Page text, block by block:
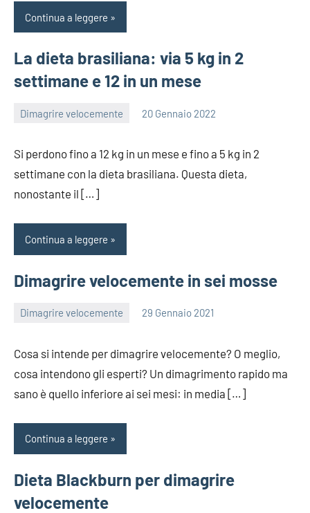
Continua a leggere
La dieta brasiliana: via 5 kg in 2
settimane e 12 in un mese
Dimagrire velocemente 20 Gennaio 2022
redazione
Si perdono fino a 12 kg in un mese e fino a 5 kg in 2
settimane con la dieta brasiliana. Questa dieta,
nonostante il […]
Continua a leggere
Dimagrire velocemente in sei mosse
Dimagrire velocemente 29 Gennaio 2021
redazione
Cosa si intende per dimagrire velocemente? O meglio,
cosa intendono gli esperti? Un dimagrimento rapido ma
sano è quello inferiore ai sei mesi: in media […]
Continua a leggere
Dieta Blackburn per dimagrire
velocemente